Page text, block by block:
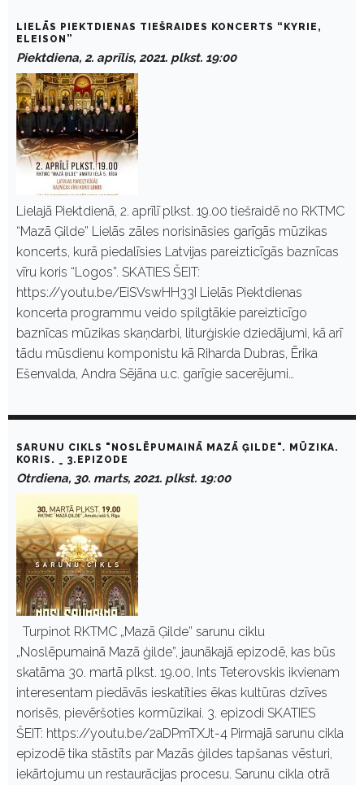
LIELĀS PIEKTDIENAS TIEŠRAIDES KONCERTS “KYRIE,
ELEISON”
Piektdiena, 2. aprīlis, 2021. plkst. 19:00
Lielajā Piektdienā, 2. aprīlī plkst. 19.00 tiešraidē no RKTMC
“Mazā Ģilde” Lielās zāles norisināsies garīgās mūzikas
koncerts, kurā piedalīsies Latvijas pareizticīgās baznīcas
vīru koris “Logos”. SKATIES ŠEIT:
https://youtu.be/EiSVswHH33I Lielās Piektdienas
koncerta programmu veido spilgtākie pareizticīgo
baznīcas mūzikas skaņdarbi, liturģiskie dziedājumi, kā arī
tādu mūsdienu komponistu kā Riharda Dubras, Ērika
Ešenvalda, Andra Sējāna u.c. garīgie sacerējumi…
SARUNU CIKLS "NOSLĒPUMAINĀ MAZĀ ĢILDE". MŪZIKA.
KORIS. _ 3.EPIZODE
Otrdiena, 30. marts, 2021. plkst. 19:00
Turpinot RKTMC „Mazā Ģilde” sarunu ciklu
„Noslēpumainā Mazā ģilde”, jaunākajā epizodē, kas būs
skatāma 30. martā plkst. 19.00, Ints Teterovskis ikvienam
interesentam piedāvās ieskatīties ēkas kultūras dzīves
norisēs, pievēršoties kormūzikai. 3. epizodi SKATIES
ŠEIT: https://youtu.be/2aDPmTXJt-4 Pirmajā sarunu cikla
epizodē tika stāstīts par Mazās ģildes tapšanas vēsturi,
iekārtojumu un restaurācijas procesu. Sarunu cikla otrā